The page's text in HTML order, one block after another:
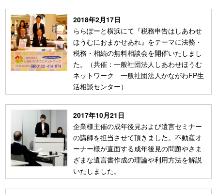
2018年2月17日
ららぽーと横浜にて『税務申告はしあわせ
ほうむにおまかせあれ』をテーマに法務・
税務・相続の無料相談会を開催いたしまし
た。（共催：一般社団法人しあわせほうむ
ネットワーク 一般社団法人かながわFP生
活相談センター）
2017年10月21日
企業様主催の成年後見および遺言セミナー
の講師を担当させて頂きました。不動産オ
ーナー様が直面する成年後見の問題やさま
ざまな遺言書作成の理論や利用方法を解説
いたしました。